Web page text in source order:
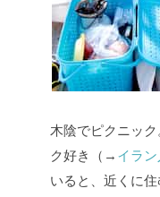
木陰でピクニッ
ク好き（→ イラ
いると、近くに